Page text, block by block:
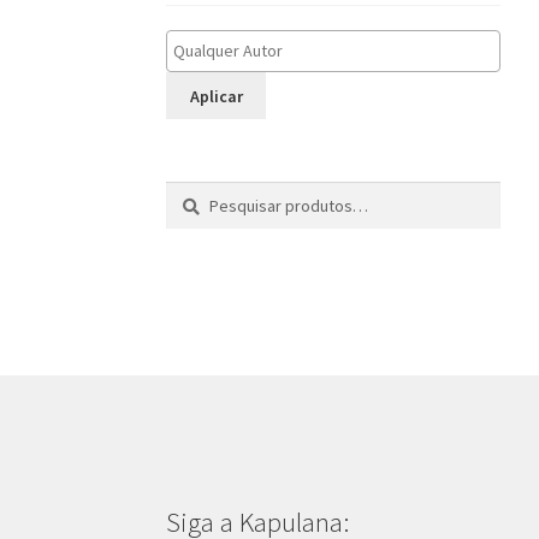
Aplicar
Pesquisar
Siga a Kapulana: